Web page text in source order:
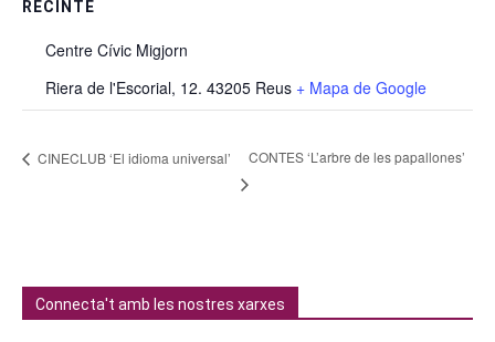
RECINTE
Centre Cívic Migjorn
Riera de l'Escorial, 12. 43205 Reus + Mapa de Google
CINECLUB ‘El idioma universal’ CONTES ‘L’arbre de les papallones’
Connecta't amb les nostres xarxes